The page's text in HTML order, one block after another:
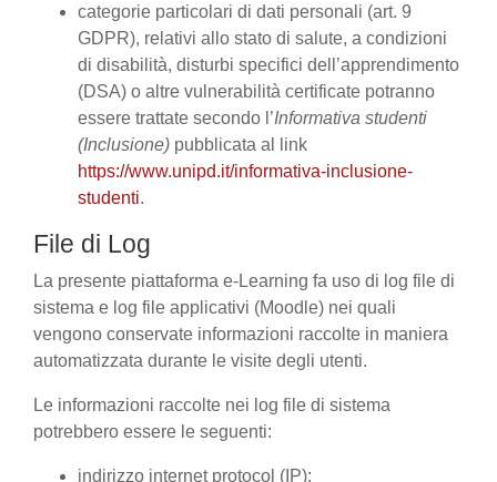
categorie particolari di dati personali (art. 9
GDPR), relativi allo stato di salute, a condizioni
di disabilità, disturbi specifici dell’apprendimento
(DSA) o altre vulnerabilità certificate potranno
essere trattate secondo l’Informativa studenti
(Inclusione) pubblicata al link
https://www.unipd.it/informativa-inclusione-
studenti.
File di Log
La presente piattaforma e-Learning fa uso di log file di
sistema e log file applicativi (Moodle) nei quali
vengono conservate informazioni raccolte in maniera
automatizzata durante le visite degli utenti.
Le informazioni raccolte nei log file di sistema
potrebbero essere le seguenti:
indirizzo internet protocol (IP);